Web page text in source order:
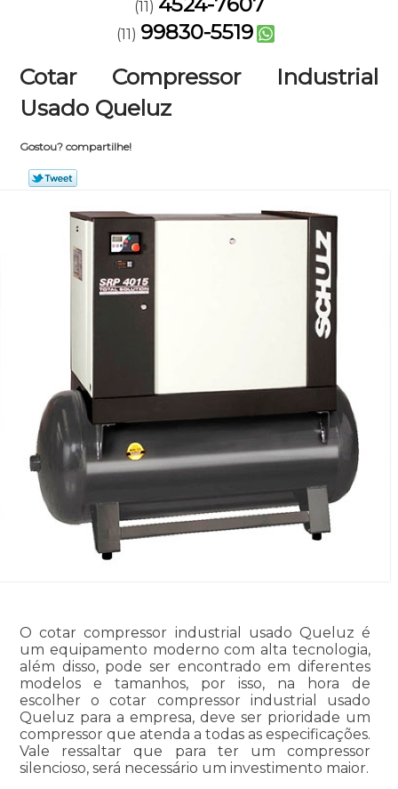
(11)
(11) 99830-5519
Cotar Compressor Industrial
Usado Queluz
Gostou? compartilhe!
O cotar compressor industrial usado Queluz é
um equipamento moderno com alta tecnologia,
além disso, pode ser encontrado em diferentes
modelos e tamanhos, por isso, na hora de
escolher o cotar compressor industrial usado
Queluz para a empresa, deve ser prioridade um
compressor que atenda a todas as especificações.
Vale ressaltar que para ter um compressor
silencioso, será necessário um investimento maior.